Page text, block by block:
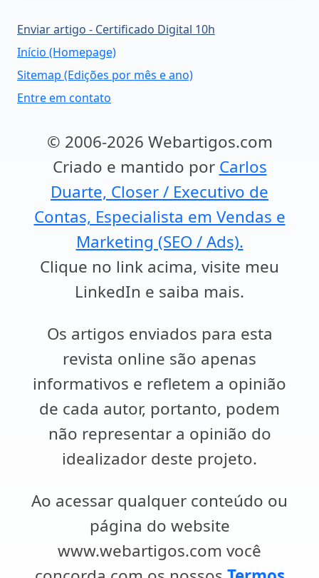
Enviar artigo - Certificado Digital 10h
Início (Homepage)
Sitemap (Edições por mês e ano)
Entre em contato
© 2006-2026 Webartigos.com
Criado e mantido por Carlos
Duarte, Closer / Executivo de
Contas, Especialista em Vendas e
Marketing (SEO / Ads).
Clique no link acima, visite meu
LinkedIn e saiba mais.
Os artigos enviados para esta
revista online são apenas
informativos e refletem a opinião
de cada autor, portanto, podem
não representar a opinião do
idealizador deste projeto.
Ao acessar qualquer conteúdo ou
página do website
www.webartigos.com você